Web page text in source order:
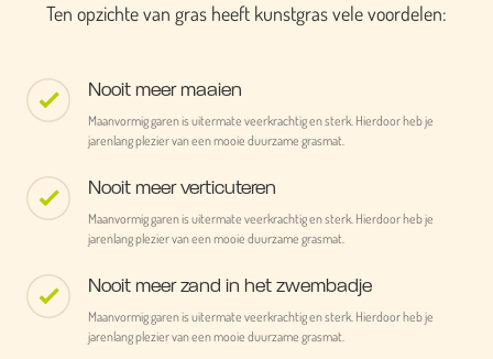
Ten opzichte van gras heeft kunstgras vele voordelen:
Nooit meer maaien
Maanvormig garen is uitermate veerkrachtig en sterk. Hierdoor heb je
jarenlang plezier van een mooie duurzame grasmat.
Nooit meer verticuteren
Maanvormig garen is uitermate veerkrachtig en sterk. Hierdoor heb je
jarenlang plezier van een mooie duurzame grasmat.
Nooit meer zand in het zwembadje
Maanvormig garen is uitermate veerkrachtig en sterk. Hierdoor heb je
jarenlang plezier van een mooie duurzame grasmat.